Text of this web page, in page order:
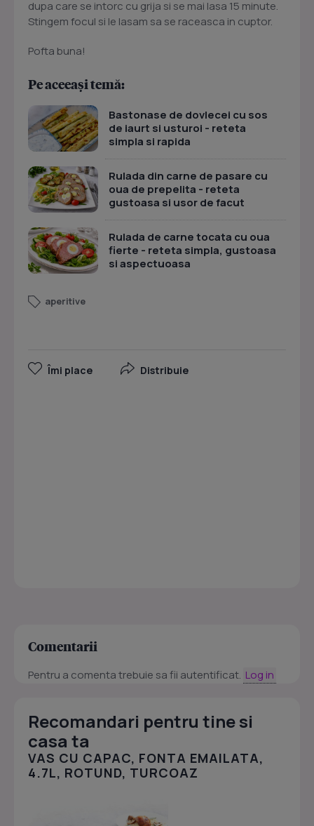
dupa care se intorc cu grija si se mai lasa 15 minute.
Stingem focul si le lasam sa se raceasca in cuptor.
Pofta buna!
Pe aceeași temă:
Bastonase de dovlecei cu sos
de iaurt si usturoi - reteta
simpla si rapida
Rulada din carne de pasare cu
oua de prepelita - reteta
gustoasa si usor de facut
Rulada de carne tocata cu oua
fierte - reteta simpla, gustoasa
si aspectuoasa
aperitive
Îmi place Distribuie
Comentarii
Pentru a comenta trebuie sa fii autentificat. Log in
Recomandari pentru tine si
casa ta
VAS CU CAPAC, FONTA EMAILATA,
4.7L, ROTUND, TURCOAZ